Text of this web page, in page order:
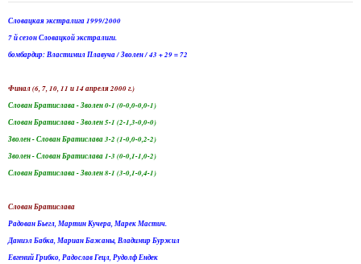
Словацкая экстралига 1999/2000
7 й сезон Словацкой экстралиги.
бомбардир: Властимил Плавуча / Зволен / 43 + 29 = 72
Финал (6, 7, 10, 11 и 14 апреля 2000 г.)
Слован Братислава - Зволен 0-1 (0-0,0-0,0-1)
Слован Братислава - Зволен 5-1 (2-1,3-0,0-0)
Зволен - Слован Братислава 3-2 (1-0,0-0,2-2)
Зволен - Слован Братислава 1-3 (0-0,1-1,0-2)
Слован Братислава - Зволен 8-1 (3-0,1-0,4-1)
Слован Братислава
Радован Бьегл, Мартин Кучера, Марек Мастич.
Даниэл Бабка, Мариан Бажаны, Владимир Буржил
Евгений Грибко, Радослав Гецл, Рудолф Ендек